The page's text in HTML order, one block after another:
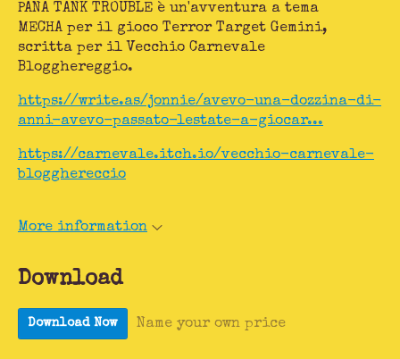
PANA TANK TROUBLE è un'avventura a tema
MECHA per il gioco Terror Target Gemini,
scritta per il Vecchio Carnevale
Blogghereggio.
https://write.as/jonnie/avevo-una-dozzina-di-
anni-avevo-passato-lestate-a-giocar...
https://carnevale.itch.io/vecchio-carnevale-
blogghereccio
More information
Download
Download Now Name your own price